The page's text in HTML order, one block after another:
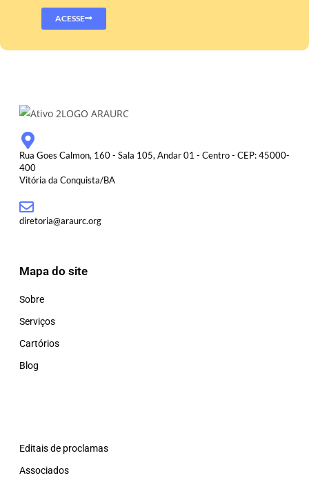
ACESSE
Rua Goes Calmon, 160 - Sala 105, Andar 01 - Centro - CEP: 45000-
400
Vitória da Conquista/BA
diretoria@araurc.org
Mapa do site
Sobre
Serviços
Cartórios
Blog
Editais de proclamas
Associados